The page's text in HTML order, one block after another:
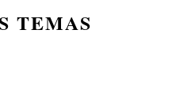
TEMAS